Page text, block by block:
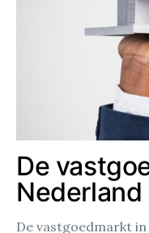
De
Nederland
De vastgoedmarkt